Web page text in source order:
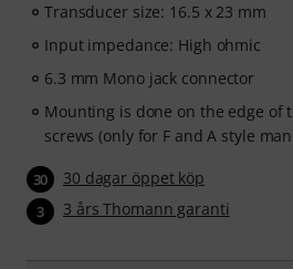
Transducer size: 16.5 x 23 mm
Input impedance: High ohmic
6.3 mm Mono jack connector
Mounting is done on the edge of
screws (only for F and A style
30 30 dagar öppet köp
3 3 års Thomann garanti